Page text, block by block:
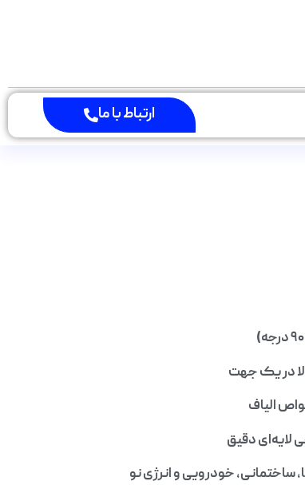
ارتباط با ما
در یک جهت
الیاف
لایه‌ای دقیق
ساختمانی، خودرویی و انرژی نو